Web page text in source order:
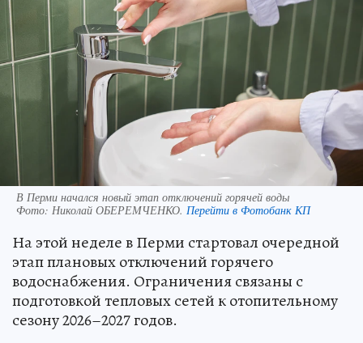
В Перми начался новый этап отключений горячей воды
Фото: Николай ОБЕРЕМЧЕНКО. Перейти в Фотобанк КП
На этой неделе в Перми стартовал очередной
этап плановых отключений горячего
водоснабжения. Ограничения связаны с
подготовкой тепловых сетей к отопительному
сезону 2026–2027 годов.